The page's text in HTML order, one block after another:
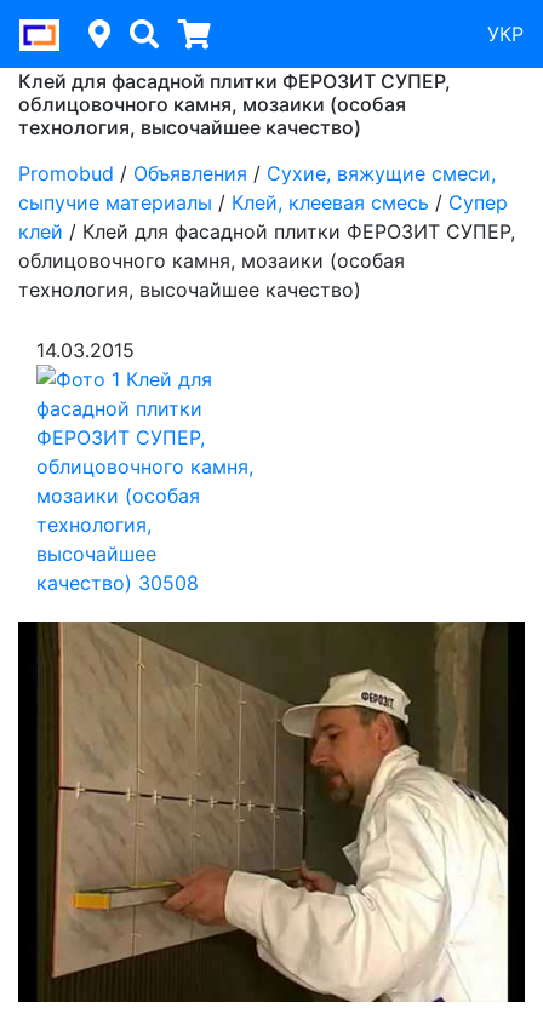
УКР
Клей для фасадной плитки ФЕРОЗИТ СУПЕР,
облицовочного камня, мозаики (особая
технология, высочайшее качество)
Promobud / Объявления / Сухие, вяжущие смеси,
сыпучие материалы / Клей, клеевая смесь / Супер
клей / Клей для фасадной плитки ФЕРОЗИТ СУПЕР,
облицовочного камня, мозаики (особая
технология, высочайшее качество)
14.03.2015